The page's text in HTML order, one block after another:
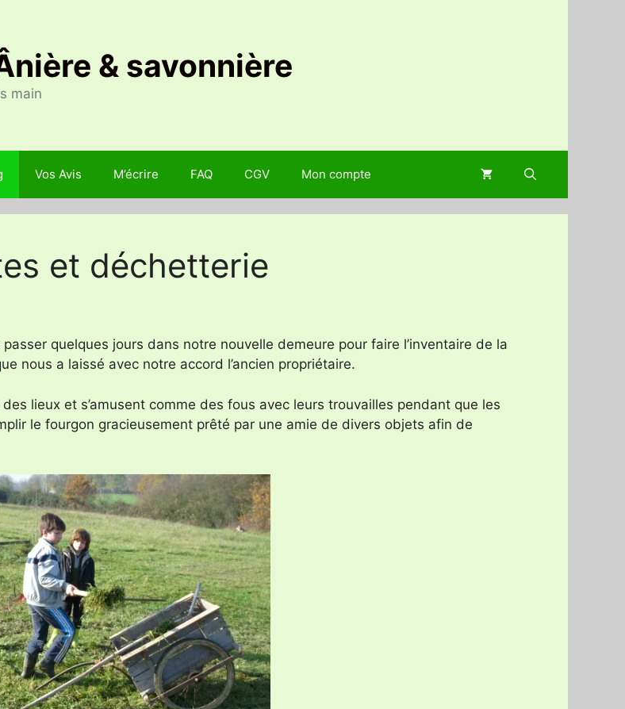
& savonnière
main
Vos Avis M’écrire FAQ CGV Mon compte
et déchetterie
quelques jours dans notre nouvelle demeure pour faire l’inventaire de la
nous a laissé avec notre accord l’ancien propriétaire.
lieux et s’amusent comme des fous avec leurs trouvailles pendant que les
le fourgon gracieusement prêté par une amie de divers objets afin de